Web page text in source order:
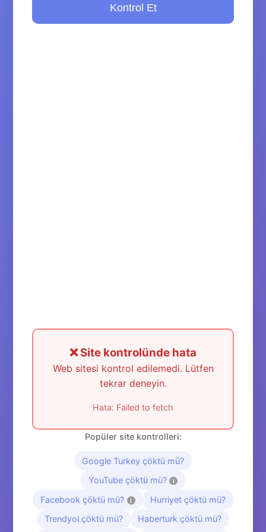
Kontrol Et
❌ Site kontrolünde hata
Web sitesi kontrol edilemedi. Lütfen
tekrar deneyin.
Hata: Failed to fetch
Popüler site kontrolleri:
Google Turkey çöktü mü?
YouTube çöktü mü?
i
Facebook çöktü mü? i
Hurriyet çöktü mü?
Trendyol çöktü mü?
Haberturk çöktü mü?